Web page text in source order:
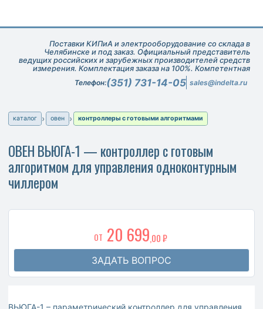
Поставки КИПиА и электрооборудование со склада в
Челябинске и под заказ. Официальный представитель
ведущих российских и зарубежных производителей средств
измерения. Комплектация заказа на 100%. Компетентная
техническая поддержка при подборе оборудования.
Телефон:(351) 731-14-05 sales@indelta.ru
каталог овен контроллеры с готовыми алгоритмами
ОВЕН ВЬЮГА-1 — контроллер с готовым
алгоритмом для управления одноконтурным
чиллером
ОТ 20 699,00 ₽
ЗАДАТЬ ВОПРОС